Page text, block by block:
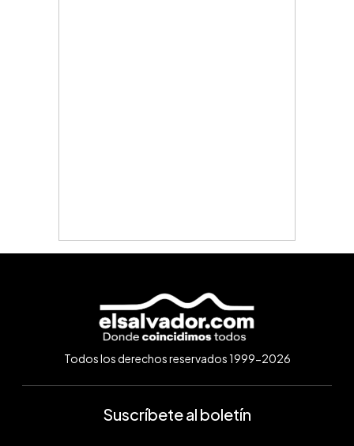
Todos los derechos reservados 1999-2026
Suscríbete al boletín